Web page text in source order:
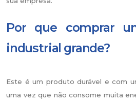
Por que comprar
industrial grande?
Este é um produto durável e com
uma vez que não consome muita